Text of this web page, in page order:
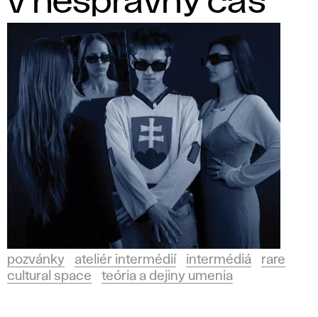
pozvánky ateliér intermédií intermédiá
rare
cultural space
teória a dejiny umenia